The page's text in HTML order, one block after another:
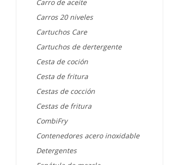
Carro de aceite
Carros 20 niveles
Cartuchos Care
Cartuchos de dertergente
Cesta de coción
Cesta de fritura
Cestas de cocción
Cestas de fritura
CombiFry
Contenedores acero inoxidable
Detergentes